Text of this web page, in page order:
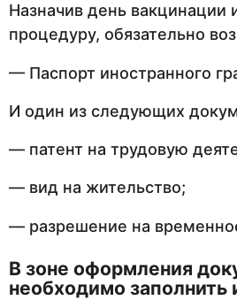
Назначив день вакцинации
процедуру, обязательно
— Паспорт иностранного
И один из следующих
— патент на трудовую
— вид на жительство;
— разрешение на
В зоне оформления
необходимо заполнить